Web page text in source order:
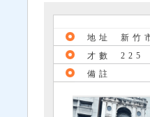
地址
新竹
才數
225
備註